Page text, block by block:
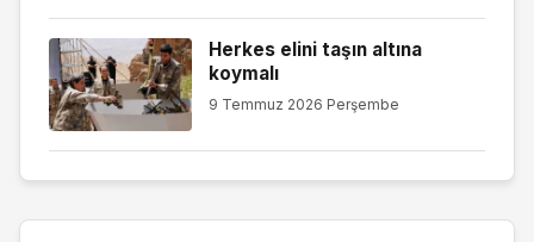
Herkes elini taşın altına
koymalı
9 Temmuz 2026 Perşembe